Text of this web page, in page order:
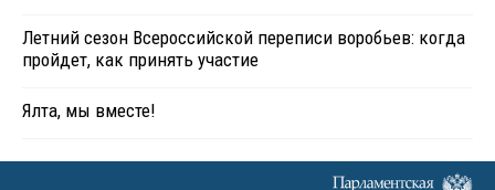
Летний сезон Всероссийской переписи воробьев: когда
пройдет, как принять участие
Ялта, мы вместе!